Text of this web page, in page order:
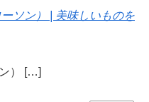
ソン） | 美味しいものを
） […]